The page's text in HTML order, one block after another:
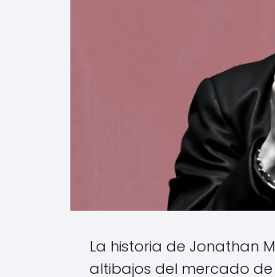
La historia de Jonathan
altibajos del mercado